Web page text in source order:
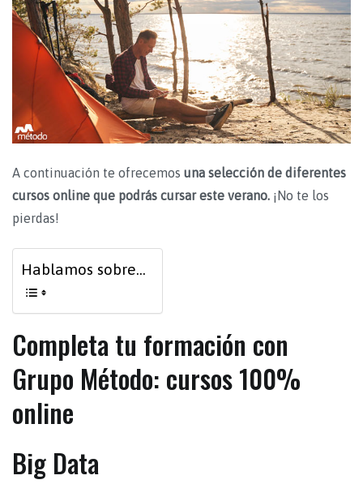
A continuación te ofrecemos una selección de diferentes
cursos online que podrás cursar este verano. ¡No te los
pierdas!
Hablamos sobre...
Completa tu formación con
Grupo Método: cursos 100%
online
Big Data